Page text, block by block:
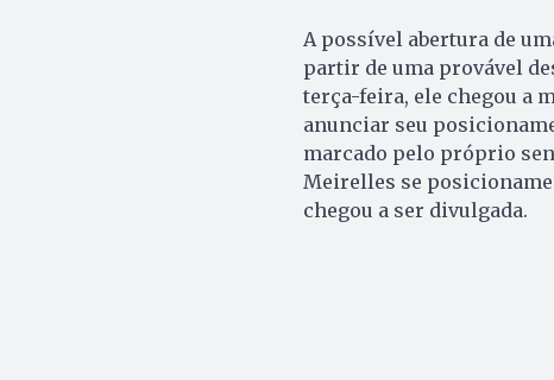
A possível abertura de
partir de uma provável
terça-feira, ele chegou a
anunciar seu
marcado pelo próprio
Meirelles se
chegou a ser divulgada.